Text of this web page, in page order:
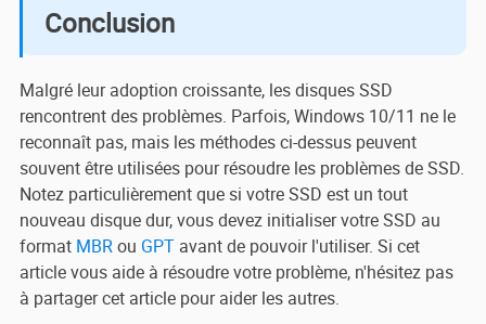
Conclusion
Malgré leur adoption croissante, les disques SSD
rencontrent des problèmes. Parfois, Windows 10/11 ne le
reconnaît pas, mais les méthodes ci-dessus peuvent
souvent être utilisées pour résoudre les problèmes de SSD.
Notez particulièrement que si votre SSD est un tout
nouveau disque dur, vous devez initialiser votre SSD au
format MBRou GPTavant de pouvoir l'utiliser. Si cet
article vous aide à résoudre votre problème, n'hésitez pas
à partager cet article pour aider les autres.